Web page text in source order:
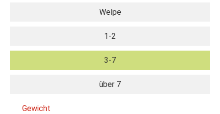
Welpe
1-2
3-7
über 7
Gewicht